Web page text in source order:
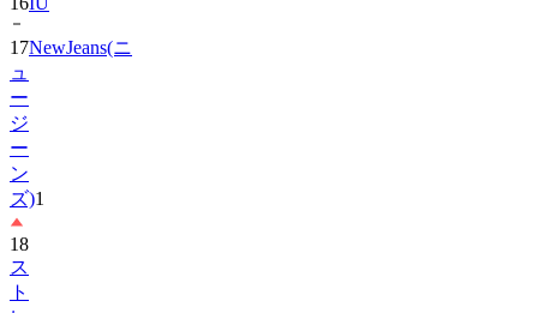
17NewJeans(ニ
ュ
ー
ジ
ー
ン
ズ)
18
ス
ト
レ
イ